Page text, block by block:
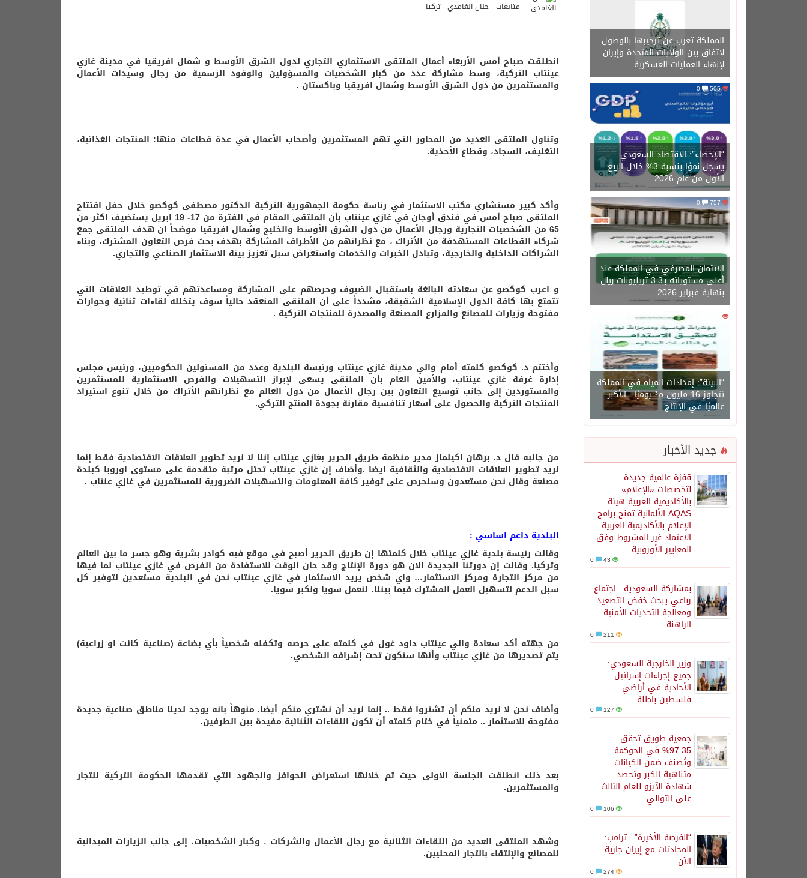
المملكة تعرب عن ترحيبها بالوصول
لاتفاق بين الولايات المتحدة وإيران
لإنهاء العمليات العسكرية
505
“الإحصاء”: الاقتصاد السعودي
يسجل نموًا بنسبة 3% خلال الربع
الأول من عام 2026
757
0
الائتمان المصرفي في المملكة عند
أعلى مستوياته بـ3.3 تريليونات ريال
بنهاية فبراير 2026
1450
“البيئة”: إمدادات المياه في المملكة
تتجاوز 16 مليون م³ يوميًا.. الأكبر
عالميًا في الإنتاج
جديد الأخبار
قفزة عالمية جديدة
لتخصصات «الإعلام»
بالأكاديمية العربية هيئة
AQAS الألمانية تمنح برامج
الإعلام بالأكاديمية العربية
الاعتماد غير المشروط وفق
المعايير الأوروبية..
43
بمشاركة السعودية.. اجتماع
رباعي يبحث خفض التصعيد
ومعالجة التحديات الأمنية
الراهنة
211
وزير الخارجية السعودي:
جميع إجراءات إسرائيل
الأحادية في أراضي
فلسطين باطلة
127
جمعية طويق تحقق
97.35% في الحوكمة
وتُصنف ضمن الكيانات
متناهية الكبر وتحصد
شهادة الآيزو للعام الثالث
على التوالي
106
“الفرصة الأخيرة”.. ترامب:
المحادثات مع إيران جارية
الآن
274
متابعات - حنان الغامدي - تركيا
انطلقت صباح أمس الأربعاء أعمال الملتقى الاستثماري التجاري لدول الشرق الأوسط و شمال افريقيا في مدينة غازي
عينتاب التركية، وسط مشاركة عدد من كبار الشخصيات والمسؤولين والوفود الرسمية من رجال وسيدات الأعمال
والمستثمرين من دول الشرق الأوسط وشمال افريقيا وباكستان .
وتناول الملتقى العديد من المحاور التي تهم المستثمرين وأصحاب الأعمال في عدة قطاعات منها: المنتجات الغذائية،
التغليف، السجاد، وقطاع الأحذية.
وأكد كبير مستشاري مكتب الاستثمار في رئاسة حكومة الجمهورية التركية الدكتور مصطفى كوكصو خلال حفل افتتاح
الملتقى صباح أمس في فندق أوجان في غازي عينتاب بأن الملتقى المقام في الفترة من 17- 19 ابريل يستضيف اكثر من
65 من الشخصيات التجارية ورجال الأعمال من دول الشرق الأوسط والخليج وشمال افريقيا موضحاً ان هدف الملتقى جمع
شركاء القطاعات المستهدفة من الأتراك ، مع نظرائهم من الأطراف المشاركة بهدف بحث فرص التعاون المشترك، وبناء
الشراكات الداخلية والخارجية، وتبادل الخبرات والخدمات واستعراض سبل تعزيز بيئة الاستثمار الصناعي والتجاري.
و اعرب كوكصو عن سعادته البالغة باستقبال الضيوف وحرصهم على المشاركة ومساعدتهم في توطيد العلاقات التي
تتمتع بها كافة الدول الإسلامية الشقيقة، مشدداً على أن الملتقى المنعقد حالياً سوف يتخلله لقاءات ثنائية وحوارات
مفتوحة وزيارات للمصانع والمزارع المصنعة والمصدرة للمنتجات التركية .
وأختتم د. كوكصو كلمته أمام والي مدينة غازي عينتاب ورئيسة البلدية وعدد من المسئولين الحكوميين، ورئيس مجلس
إدارة غرفة غازي عينتاب، والأمين العام بأن الملتقى يسعى لإبراز التسهيلات والفرص الاستثمارية للمستثمرين
والمستوردين إلى جانب توسيع التعاون بين رجال الأعمال من دول العالم مع نظرائهم الأتراك من خلال تنوع استيراد
المنتجات التركية والحصول على أسعار تنافسية مقارنة بجودة المنتج التركي.
من جانبه قال د. برهان اكيلماز مدير منظمة طريق الحرير بغازي عينتاب إننا لا نريد تطوير العلاقات الاقتصادية فقط إنما
نريد تطوير العلاقات الاقتصادية والثقافية ايضا .وأضاف إن غازي عينتاب تحتل مرتبة متقدمة على مستوى اوروبا كبلدة
مصنعة وقال نحن مستعدون وسنحرص على توفير كافة المعلومات والتسهيلات الضرورية للمستثمرين في غازي عنتاب .
البلدية داعم اساسي :
وقالت رئيسة بلدية غازي عينتاب خلال كلمتها إن طريق الحرير أصبح في موقع فيه كوادر بشرية وهو جسر ما بين العالم
وتركيا. وقالت إن دورتنا الجديدة الان هو دورة الإنتاج وقد حان الوقت للاستفادة من الفرص في غازي عينتاب لما فيها
من مركز التجارة ومركز الاستثمار… واي شخص يريد الاستثمار في غازي عينتاب نحن في البلدية مستعدين لتوفير كل
سبل الدعم لتسهيل العمل المشترك فيما بيننا، لنعمل سويا ونكبر سويا.
من جهته أكد سعادة والي عينتاب داود غول في كلمته على حرصه وتكفله شخصياً بأي بضاعة (صناعية كانت او زراعية)
يتم تصديرها من غازي عينتاب وأنها ستكون تحت إشرافه الشخصي.
وأضاف نحن لا نريد منكم أن تشتروا فقط .. إنما نريد أن نشتري منكم أيضا. منوهاً بانه يوجد لدينا مناطق صناعية جديدة
مفتوحة للاستثمار .. متمنياً في ختام كلمته أن تكون اللقاءات الثنائية مفيدة بين الطرفين.
بعد ذلك انطلقت الجلسة الأولى حيث تم خلالها استعراض الحوافز والجهود التي تقدمها الحكومة التركية للتجار
والمستثمرين.
وشهد الملتقى العديد من اللقاءات الثنائية مع رجال الأعمال والشركات ، وكبار الشخصيات، إلى جانب الزيارات الميدانية
للمصانع والإلتقاء بالتجار المحليين.